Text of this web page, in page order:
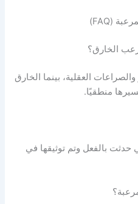
الخارق؟
العقلية، بينما الخارق
منطقيًا.
حدثت بالفعل وتم توثيقها في